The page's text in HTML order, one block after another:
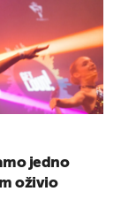
jedno
oživio